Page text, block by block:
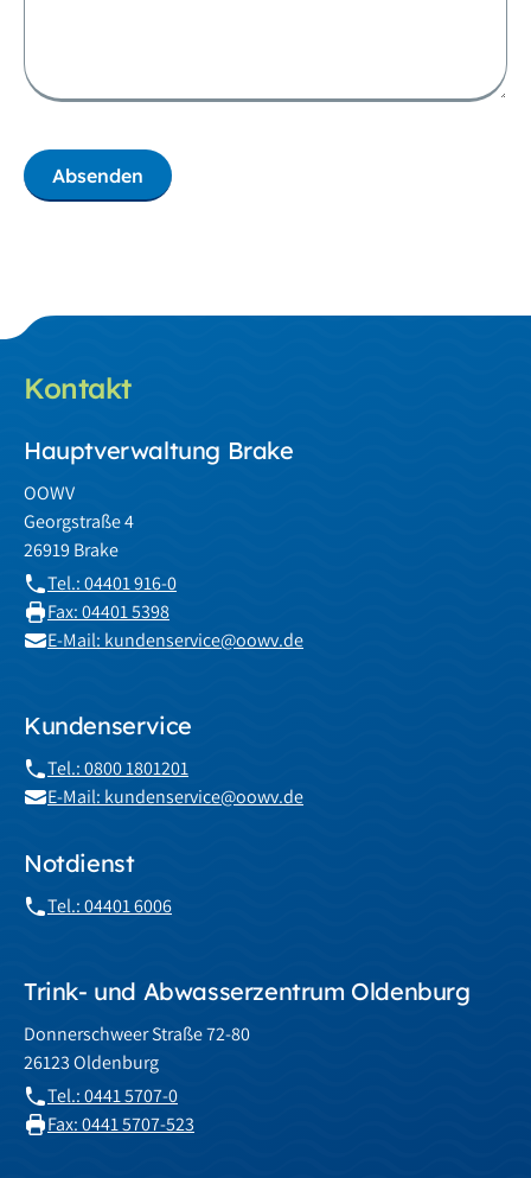
Absenden
Kontakt
Hauptverwaltung Brake
OOWV
Georgstraße 4
26919 Brake
Tel.: 04401 916-0
Fax: 04401 5398
E-Mail: kundenservice@oowv.de
Kundenservice
Tel.: 0800 1801201
E-Mail: kundenservice@oowv.de
Notdienst
Tel.: 04401 6006
Trink- und Abwasserzentrum Oldenburg
Donnerschweer Straße 72-80
26123 Oldenburg
Tel.: 0441 5707-0
Fax: 0441 5707-523